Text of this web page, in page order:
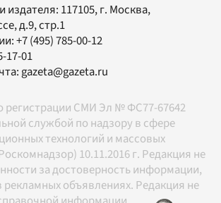
издателя: 117105, г. Москва,
д.9, стр.1
+7 (495) 785-00-12
17-01
gazeta@gazeta.ru
регистрации СМИ Эл № ФС77-67642
службой по надзору в сфере
технологий и массовых
10.11.2016 г. Редакция не
за достоверность информации,
объявлениях. Редакция не